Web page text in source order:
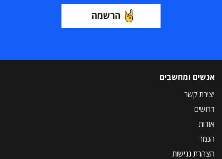
הרשמה
אנשים ומחשבים
יצירת קשר
דרושים
אודות
הנמר
הצהרת נגישות